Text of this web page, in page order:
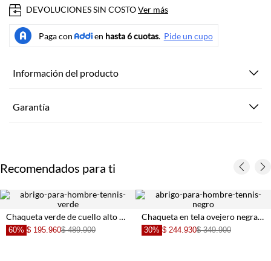
DEVOLUCIONES SIN COSTOVer más
Información del producto
Garantía
Recomendados para ti
Chaqueta verde de cuello alto para hombre
60% $ 195.960$ 489.900
Chaqueta en tela ovejero negra para hombre
30% $ 244.930$ 349.900